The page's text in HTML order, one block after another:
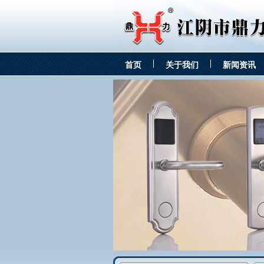
首页 关于我们 新闻资讯